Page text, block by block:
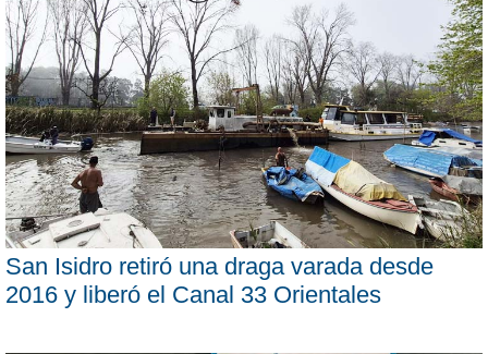
San Isidro retiró una draga varada desde
2016 y liberó el Canal 33 Orientales